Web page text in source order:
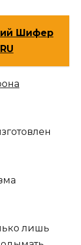
Шифер
лишь